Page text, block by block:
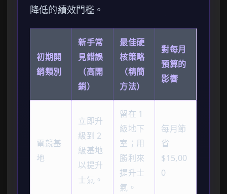
降低的績效門檻。
初期開
銷類別
新手常
見錯誤
（高開
銷）
最佳硬
核策略
（精簡
方法）
對每月
預算的
影響
電競基
地
立即升
級到 2
級基地
以提升
士氣。
留在 1
級地下
室；用
勝利來
提升士
氣。
每月節
省
$15,00
0